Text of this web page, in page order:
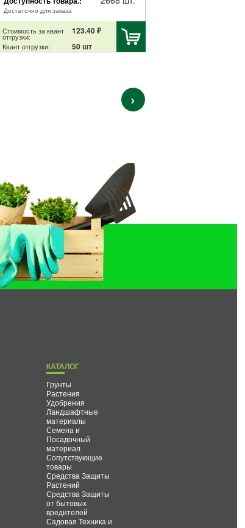
Достаточно для заказа
Стоимость за квант
отгрузки:
123.40 ₽
Квант отгрузки: 50 шт
›
КАТАЛОГ
Грунты
Растения
Удобрения
Ландшафтные
материалы
Семена и
Посадочный
материал
Сопутствующие
товары
Средства Защиты
Растений
Средства Защиты
от бытовых
вредителей
Садовая Техника и